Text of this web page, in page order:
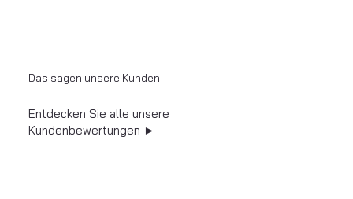
Das sagen unsere Kunden
Entdecken Sie alle unsere
Kundenbewertungen ►